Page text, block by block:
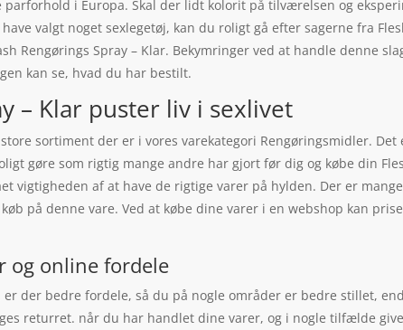
i Europa. Skal der lidt kolorit på tilværelsen og
valgt noget sexlegetøj, kan du roligt gå efter sagerne fra
Rengørings Spray – Klar. Bekymringer ved at handle denne
kan se, hvad du har bestilt.
– Klar puster liv i sexlivet
sortiment der er i vores varekategori Rengøringsmidler.
gøre som rigtig mange andre har gjort før dig og købe din
vigtigheden af at have de rigtige varer på hylden. Der er
på denne vare. Ved at købe dine varer i en webshop kan
og online fordele
der bedre fordele, så du på nogle områder er bedre stillet,
returret. når du har handlet dine varer, og i nogle tilfælde